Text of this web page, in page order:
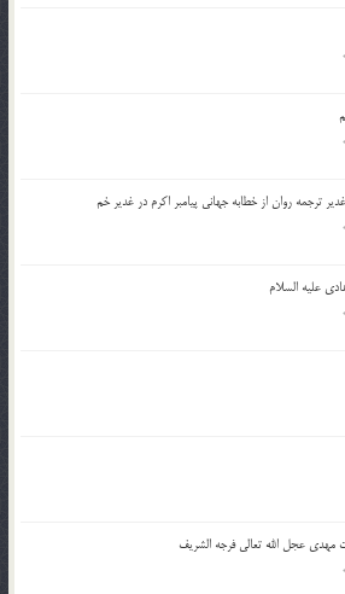
ترجمه روان از خطابه جهانی پیامبر اکرم در غدیر خم
علیه السلام
مهدی عجل الله تعالی فرجه الشريف